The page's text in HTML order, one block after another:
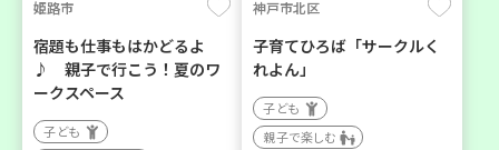
姫路市
宿題も仕事もはかどるよ
♪ 親子で行こう！夏のワ
ークスペース
子ども
神戸市北区
子育てひろば「サークルく
れよん」
子ども
親子で楽しむ